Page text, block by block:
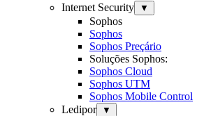
Internet Security
▼
Sophos
Sophos
Sophos Preçário
Soluções Sophos:
Sophos Cloud
Sophos UTM
Sophos Mobile Control
Ledipor
▼